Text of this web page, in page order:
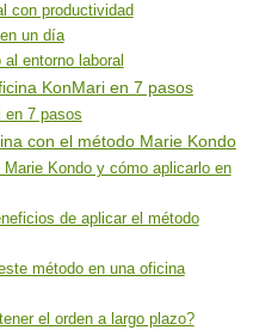
con productividad
un día
entorno laboral
KonMari en 7 pasos
en 7 pasos
con el método Marie Kondo
Marie Kondo y cómo aplicarlo en
de aplicar el método
método en una oficina
el orden a largo plazo?